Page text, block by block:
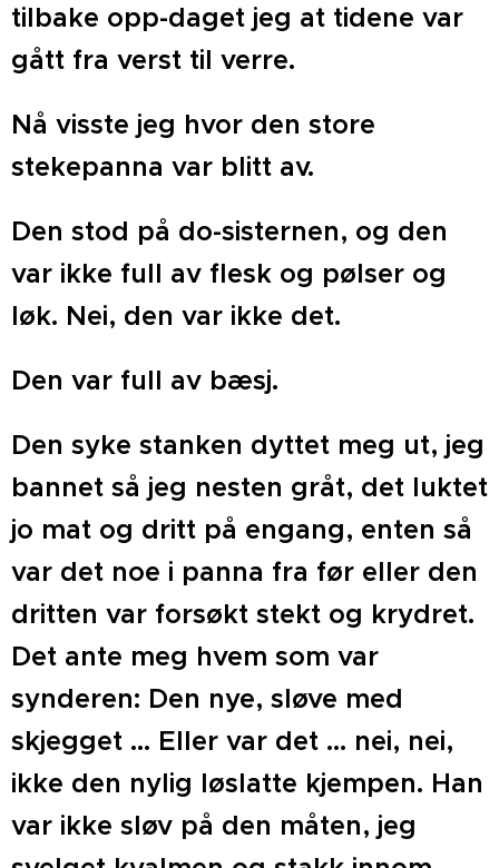
tilbake opp-daget jeg at tidene var
gått fra verst til verre.
Nå visste jeg hvor den store
stekepanna var blitt av.
Den stod på do-sisternen, og den
var ikke full av flesk og pølser og
løk. Nei, den var ikke det.
Den var full av bæsj.
Den syke stanken dyttet meg ut, jeg
bannet så jeg nesten gråt, det luktet
jo mat og dritt på engang, enten så
var det noe i panna fra før eller den
dritten var forsøkt stekt og krydret.
Det ante meg hvem som var
synderen: Den nye, sløve med
skjegget … Eller var det ... nei, nei,
ikke den nylig løslatte kjempen. Han
var ikke sløv på den måten, jeg